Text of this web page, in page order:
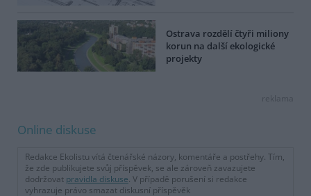
Ostrava rozdělí čtyři miliony
korun na další ekologické
projekty
reklama
Online diskuse
Redakce Ekolistu vítá čtenářské názory, komentáře a postřehy. Tím,
že zde publikujete svůj příspěvek, se ale zároveň zavazujete
dodržovat pravidla diskuse. V případě porušení si redakce
vyhrazuje právo smazat diskusní příspěvěk